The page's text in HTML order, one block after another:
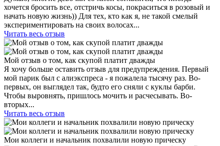
хочется бросить все, отстричь косы, покраситься в розовый и
начать новую жизнь)) Для тех, кто как я, не такой смелый
экспериментировать на своих волосах...
Читать весь отзыв
Мой отзыв о том, как скупой платит дважды
Я хочу больше оставить отзыв для предупреждения. Первый
мой парик был с алиэкспреса - я пожалела тысячу раз. Во-
первых, он выглядел так, будто его сняли с куклы барби.
Чтобы выровнять, пришлось мочить и расчесывать. Во-
вторых...
Читать весь отзыв
Мои коллеги и начальник похвалили новую прическу